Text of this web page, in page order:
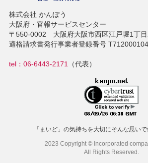
株式会社 かんぽう
大阪府・官報サービスセンター
〒550-0002 大阪府大阪市西区江戸堀1丁
適格請求書発行事業者登録番号
tel：06-6443-2171（代表）
「まいど」の気持ちを大切にそんな思いで
2023 Copyright © Incorporated
All Rights Reserved.